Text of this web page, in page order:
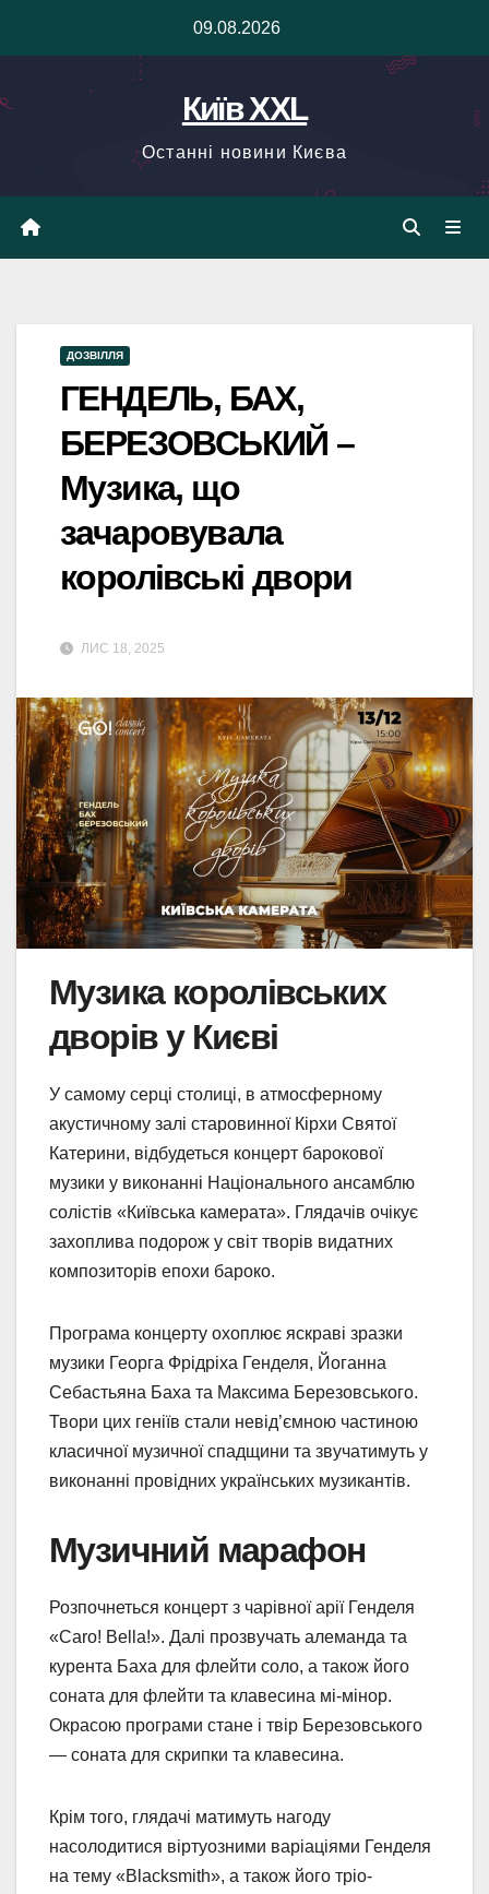
09.08.2026
Київ XXL
Останні новини Києва
ДОЗВІЛЛЯ
ГЕНДЕЛЬ, БАХ,
БЕРЕЗОВСЬКИЙ –
Музика, що
зачаровувала
королівські двори
ЛИС 18, 2025
Музика королівських
дворів у Києві
У самому серці столиці, в атмосферному
акустичному залі старовинної Кірхи Святої
Катерини, відбудеться концерт барокової
музики у виконанні Національного ансамблю
солістів «Київська камерата». Глядачів очікує
захоплива подорож у світ творів видатних
композиторів епохи бароко.
Програма концерту охоплює яскраві зразки
музики Георга Фрідріха Генделя, Йоганна
Себастьяна Баха та Максима Березовського.
Твори цих геніїв стали невід’ємною частиною
класичної музичної спадщини та звучатимуть у
виконанні провідних українських музикантів.
Музичний марафон
Розпочнеться концерт з чарівної арії Генделя
«Caro! Bella!». Далі прозвучать алеманда та
курента Баха для флейти соло, а також його
соната для флейти та клавесина мі-мінор.
Окрасою програми стане і твір Березовського
— соната для скрипки та клавесина.
Крім того, глядачі матимуть нагоду
насолодитися віртуозними варіаціями Генделя
на тему «Blacksmith», а також його тріо-